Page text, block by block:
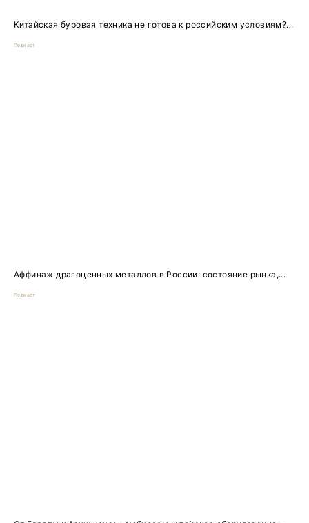
Китайская буровая техника не готова к российским условиям?...
Подкаст
Аффинаж драгоценных металлов в России: состояние рынка,...
Подкаст